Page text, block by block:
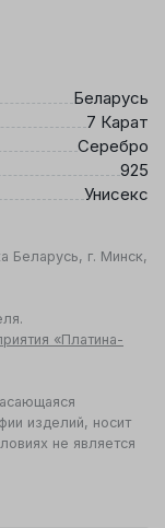
Беларусь
7 Карат
Серебро
925
Унисекс
Беларусь, г. Минск,
«Платина-
изделий, носит
не является